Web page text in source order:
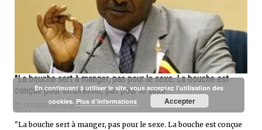
"La bouche sert à manger, pas pour le sexe. La bouche est
conçue pour embrasser, pas pour le sexe"
FÉVRIER 24TH, 2014
"La bouche sert à manger, pas pour le sexe. La bouche est conçue
En continuant à utiliser le site, vous acceptez l’utilisation des
cookies. Plus d’informations Accepter